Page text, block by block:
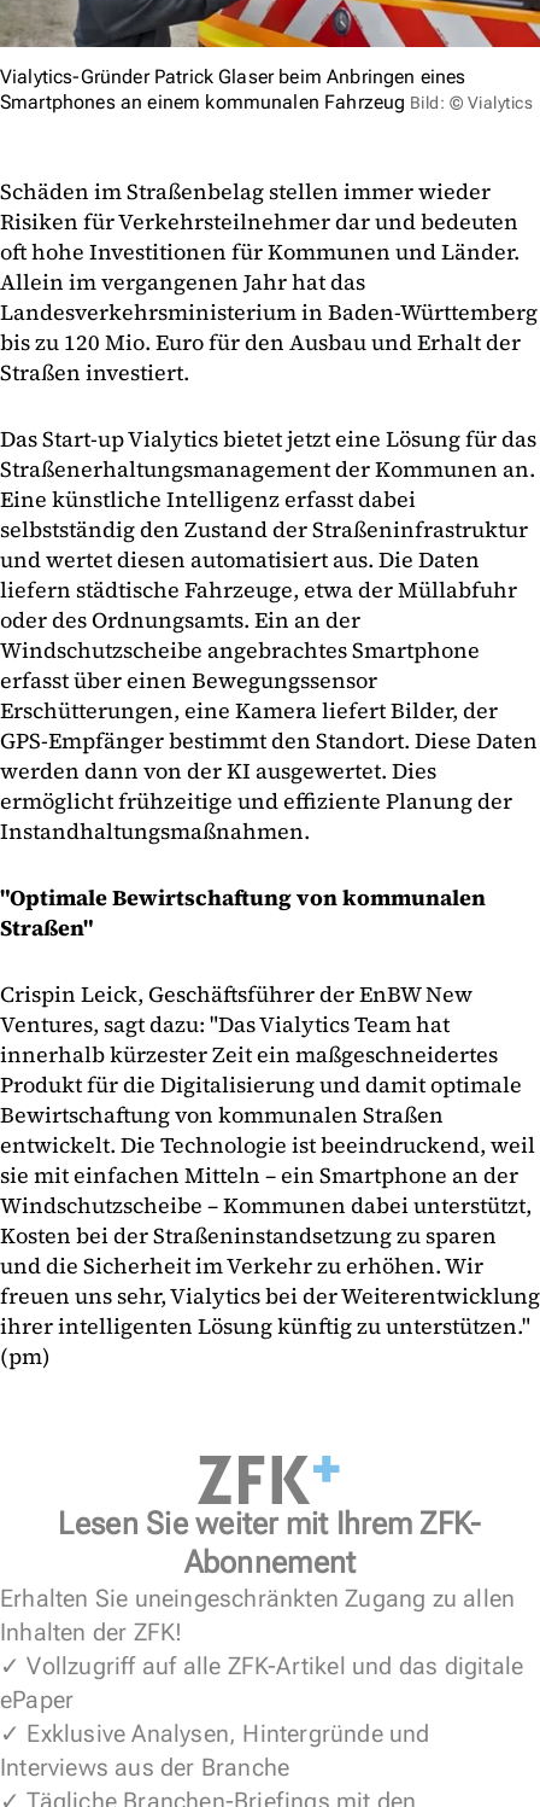
Vialytics-Gründer Patrick Glaser beim Anbringen eines
Smartphones an einem kommunalen Fahrzeug Bild: © Vialytics
Schäden im Straßenbelag stellen immer wieder
Risiken für Verkehrsteilnehmer dar und bedeuten
oft hohe Investitionen für Kommunen und Länder.
Allein im vergangenen Jahr hat das
Landesverkehrsministerium in Baden-Württemberg
bis zu 120 Mio. Euro für den Ausbau und Erhalt der
Straßen investiert.
Das Start-up Vialytics bietet jetzt eine Lösung für das
Straßenerhaltungsmanagement der Kommunen an.
Eine künstliche Intelligenz erfasst dabei
selbstständig den Zustand der Straßeninfrastruktur
und wertet diesen automatisiert aus. Die Daten
liefern städtische Fahrzeuge, etwa der Müllabfuhr
oder des Ordnungsamts. Ein an der
Windschutzscheibe angebrachtes Smartphone
erfasst über einen Bewegungssensor
Erschütterungen, eine Kamera liefert Bilder, der
GPS-Empfänger bestimmt den Standort. Diese Daten
werden dann von der KI ausgewertet. Dies
ermöglicht frühzeitige und effiziente Planung der
Instandhaltungsmaßnahmen.
"Optimale Bewirtschaftung von kommunalen
Straßen"
Crispin Leick, Geschäftsführer der EnBW New
Ventures, sagt dazu: "Das Vialytics Team hat
innerhalb kürzester Zeit ein maßgeschneidertes
Produkt für die Digitalisierung und damit optimale
Bewirtschaftung von kommunalen Straßen
entwickelt. Die Technologie ist beeindruckend, weil
sie mit einfachen Mitteln – ein Smartphone an der
Windschutzscheibe – Kommunen dabei unterstützt,
Kosten bei der Straßeninstandsetzung zu sparen
und die Sicherheit im Verkehr zu erhöhen. Wir
freuen uns sehr, Vialytics bei der Weiterentwicklung
ihrer intelligenten Lösung künftig zu unterstützen."
(pm)
Lesen Sie weiter mit Ihrem ZFK-
Abonnement
Erhalten Sie uneingeschränkten Zugang zu allen
Inhalten der ZFK!
✓ Vollzugriff auf alle ZFK-Artikel und das digitale
ePaper
✓ Exklusive Analysen, Hintergründe und
Interviews aus der Branche